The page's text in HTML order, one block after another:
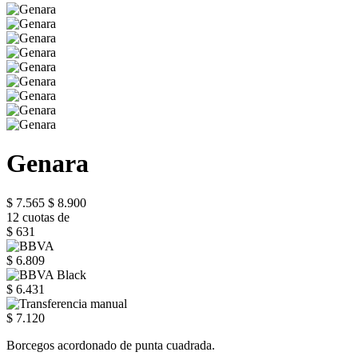
Genara
$ 7.565 $ 8.900
12 cuotas de
$ 631
$ 6.809
$ 6.431
$ 7.120
Borcegos acordonado de punta cuadrada.